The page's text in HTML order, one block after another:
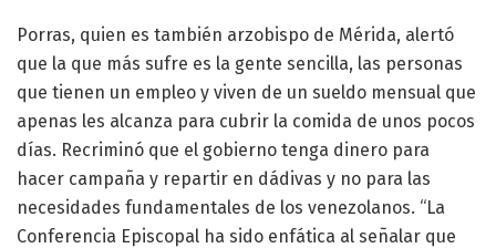
Porras, quien es también arzobispo de Mérida, alertó
que la que más sufre es la gente sencilla, las personas
que tienen un empleo y viven de un sueldo mensual que
apenas les alcanza para cubrir la comida de unos pocos
días. Recriminó que el gobierno tenga dinero para
hacer campaña y repartir en dádivas y no para las
necesidades fundamentales de los venezolanos. “La
Conferencia Episcopal ha sido enfática al señalar que